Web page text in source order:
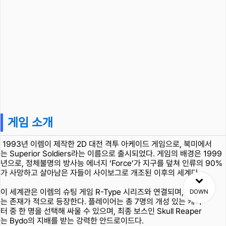
게임 소개
1993년 이렘이 제작한 2D 대전 격투 아케이드 게임으로, 북미에서
는 Superior Soldiers라는 이름으로 출시되었다. 게임의 배경은 1999
년으로, 정체불명의 방사능 에너지 ‘Force’가 지구를 덮쳐 인류의 90%
가 사망하고 살아남은 자들이 사이보그로 개조된 이후의 세계다.
이 세계관은 이렘의 슈팅 게임 R-Type 시리즈와 연결되며, Bydo라
는 존재가 적으로 등장한다. 플레이어는 총 7명의 개성 있는 캐릭
터 중 한 명을 선택해 싸울 수 있으며, 최종 보스인 Skull Reaper
는 Bydo의 지배를 받는 강력한 안드로이드다.
DOWN